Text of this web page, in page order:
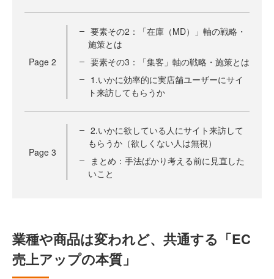
Page 2
要素その2：「在庫（MD）」軸の戦略・
施策とは
要素その3：「集客」軸の戦略・施策とは
1.いかに効率的に実店舗ユーザーにサイ
ト来訪してもらうか
Page 3
2.いかに欲している人にサイト来訪して
もらうか（欲しくない人は無視）
まとめ：手法ばかり考える前に見直した
いこと
業種や商品は変われど、共通する「EC
売上アップの本質」